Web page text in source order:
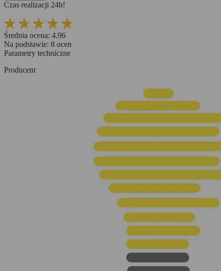
Czas realizacji 24h!
Średnia ocena: 4.96
Na podstawie: 8 ocen
Parametry techniczne
Producent